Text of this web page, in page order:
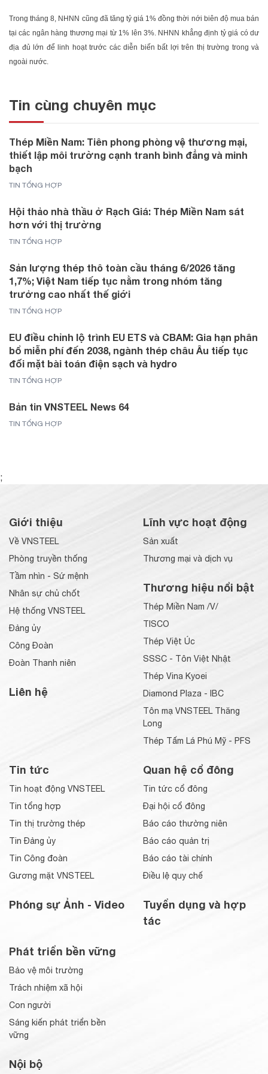
Trong tháng 8, NHNN cũng đã tăng tỷ giá 1% đồng thời nới biên độ mua bán
tại các ngân hàng thương mại từ 1% lên 3%. NHNN khẳng định tỷ giá có dư
địa đủ lớn để linh hoạt trước các diễn biến bất lợi trên thị trường trong và
ngoài nước.
Tin cùng chuyên mục
Thép Miền Nam: Tiên phong phòng vệ thương mại,
thiết lập môi trường cạnh tranh bình đẳng và minh
bạch
TIN TỔNG HỢP
Hội thảo nhà thầu ở Rạch Giá: Thép Miền Nam sát
hơn với thị trường
TIN TỔNG HỢP
Sản lượng thép thô toàn cầu tháng 6/2026 tăng
1,7%; Việt Nam tiếp tục nằm trong nhóm tăng
trưởng cao nhất thế giới
TIN TỔNG HỢP
EU điều chỉnh lộ trình EU ETS và CBAM: Gia hạn phân
bổ miễn phí đến 2038, ngành thép châu Âu tiếp tục
đối mặt bài toán điện sạch và hydro
TIN TỔNG HỢP
Bản tin VNSTEEL News 64
TIN TỔNG HỢP
;
Giới thiệu
Về VNSTEEL
Phòng truyền thống
Tầm nhìn - Sứ mệnh
Nhân sự chủ chốt
Hệ thống VNSTEEL
Đảng ủy
Công Đoàn
Đoàn Thanh niên
Liên hệ
Lĩnh vực hoạt động
Sản xuất
Thương mại và dịch vụ
Thương hiệu nổi bật
Thép Miền Nam /V/
TISCO
Thép Việt Úc
SSSC - Tôn Việt Nhật
Thép Vina Kyoei
Diamond Plaza - IBC
Tôn mạ VNSTEEL Thăng
Long
Thép Tấm Lá Phú Mỹ - PFS
Tin tức
Tin hoạt động VNSTEEL
Tin tổng hợp
Tin thị trường thép
Tin Đảng ủy
Tin Công đoàn
Gương mặt VNSTEEL
Phóng sự Ảnh - Video
Quan hệ cổ đông
Tin tức cổ đông
Đại hội cổ đông
Báo cáo thường niên
Báo cáo quản trị
Báo cáo tài chính
Điều lệ quy chế
Tuyển dụng và hợp
tác
Phát triển bền vững
Bảo vệ môi trường
Trách nhiệm xã hội
Con người
Sáng kiến phát triển bền
vững
Nội bộ